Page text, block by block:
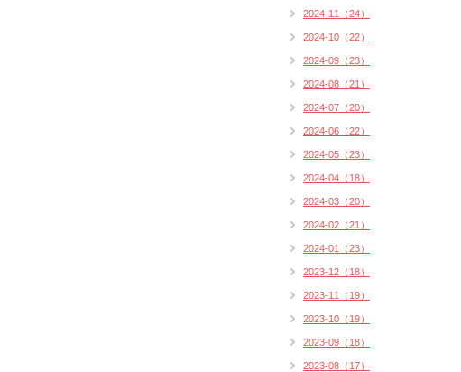
2024-11（24）
2024-10（22）
2024-09（23）
2024-08（21）
2024-07（20）
2024-06（22）
2024-05（23）
2024-04（18）
2024-03（20）
2024-02（21）
2024-01（23）
2023-12（18）
2023-11（19）
2023-10（19）
2023-09（18）
2023-08（17）